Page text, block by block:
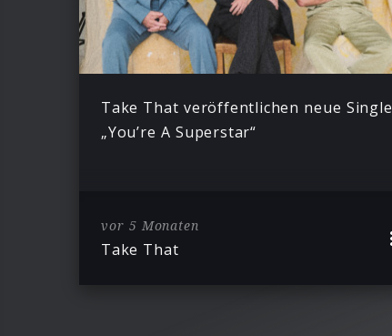
Take That veröffentlichen neue Single
„You’re A Superstar“
vor 5 Monaten
Take That